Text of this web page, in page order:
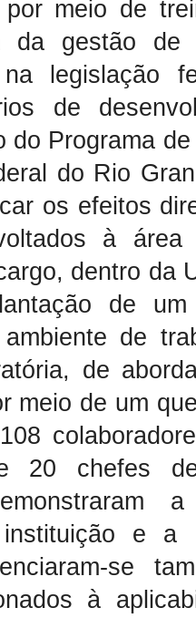
por meio de
da gestão de
na legislação
de
do Programa
do Rio
os efeitos
à área
dentro da
de
de
de
meio de um
20 chefes
e a
se
à